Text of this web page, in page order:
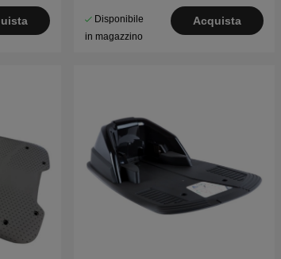
Disponibile
in magazzino
Acquista